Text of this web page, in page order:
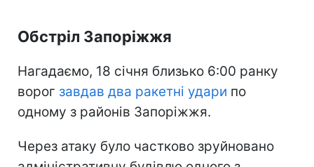
Обстріл Запоріжжя
Нагадаємо, 18 січня близько 6:00 ранку
ворог завдав два ракетні удари по
одному з районів Запоріжжя.
Через атаку було частково зруйновано